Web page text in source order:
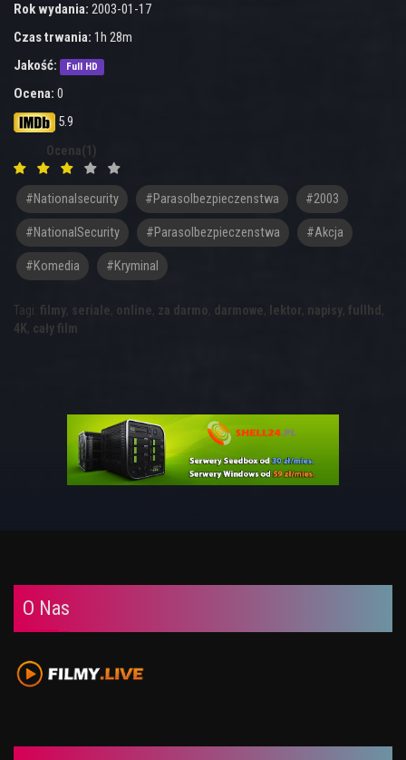
Rok wydania: 2003-01-17
Czas trwania: 1h 28m
Jakość:
Full HD
Ocena: 0
5.9
Ocena(1)
#nationalsecurity #parasolbezpieczenstwa #2003
#NationalSecurity #Parasolbezpieczenstwa #akcja
#komedia #kryminal
Tagi: filmy, seriale, online, za darmo, darmowe, lektor, napisy, fullhd ,
4K, cały film
O Nas